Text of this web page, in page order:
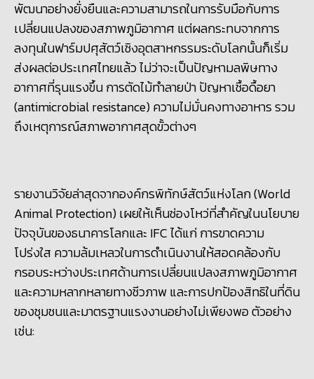
พัฒนาอย่างยั่งยืนและความสามารถในการรับมือกับการ
เปลี่ยนแปลงของสภาพภูมิอากาศ แต่ผลกระทบจากการ
ลงทุนในฟาร์มปศุสัตว์เชิงอุตสาหกรรมระดับโลกนั้นก็เริ่ม
ส่งผลต่อประเทศไทยแล้ว ไม่ว่าจะเป็นปัญหามลพิษทาง
อากาศที่รุนแรงขึ้น การตัดไม้ทำลายป่า ปัญหาเชื้อดื้อยา
(antimicrobial resistance) ความไม่มั่นคงทางอาหาร รวม
ถึงเหตุการณ์สภาพอากาศสุดขั้วต่างๆ
รายงานวิจัยล่าสุดจากองค์กรพิทักษ์สัตว์แห่งโลก (World
Animal Protection) เผยให้เห็นช่องโหว่ที่สำคัญในนโยบาย
ปัจจุบันของธนาคารโลกและ IFC ได้แก่ การขาดความ
โปร่งใส ความล้มเหลวในการดำเนินงานให้สอดคล้องกับ
กรอบระหว่างประเทศด้านการเปลี่ยนแปลงสภาพภูมิอากาศ
และความหลากหลายทางชีวภาพ และการปกป้องสิทธิในที่ดิน
ของชุมชนและมาตรฐานแรงงานอย่างไม่เพียงพอ ตัวอย่าง
เช่น: